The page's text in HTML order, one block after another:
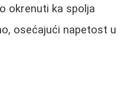
okrenuti ka spolja
osećajući napetost u